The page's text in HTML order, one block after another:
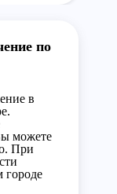
по
в
можете
При
городе